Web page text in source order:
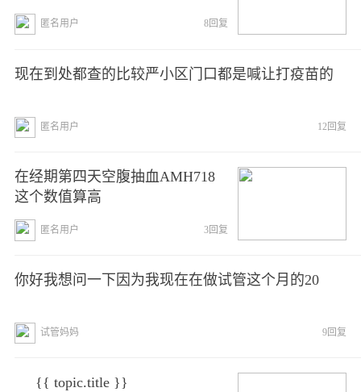
匿名用户 8回复
现在到处都查的比较严小区门口都是喊让打疫苗的
匿名用户 12回复
在经期第四天空腹抽血AMH718
这个数值算高
匿名用户 3回复
你好我想问一下因为我现在在做试管这个月的20
试管妈妈 9回复
{{ topic.title }}